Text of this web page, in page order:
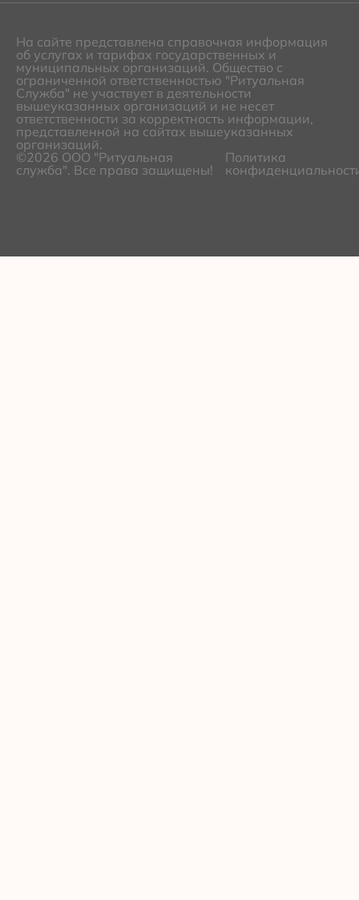
На сайте представлена справочная информация
об услугах и тарифах государственных и
муниципальных организаций. Общество с
ограниченной ответственностью "Ритуальная
Служба" не участвует в деятельности
вышеуказанных организаций и не несет
ответственности за корректность информации,
представленной на сайтах вышеуказанных
организаций.
©2026 ООО "Ритуальная
служба". Все права защищены!
Политика